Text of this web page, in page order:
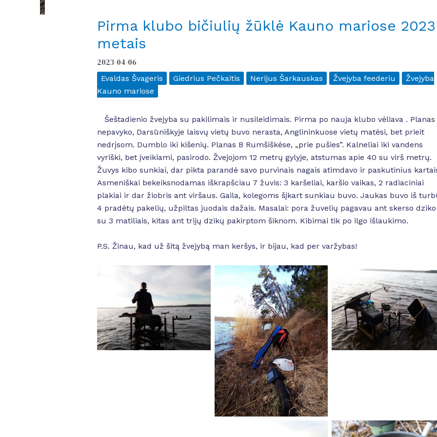
Pirma klubo bičiulių žūklė Kauno mariose 2023
metais
2023-04-06
Evaldas Švageris Giedrius Pečkaitis Nerijus Šarkauskas Žvejyba feederiu
Žvejyba
Kauno mariose
Šeštadienio žvejyba su pakilimais ir nusileidimais. Pirma po nauja klubo vėliava . Planas
nepavyko, Darsūniškyje laisvų vietų buvo nerasta, Anglininkuose vietų matėsi, bet prieit
nedrįsom. Dumblo iki kišenių. Planas B Rumšiškėse, „prie pušies”. Kalneliai iki vandens
vyriški, bet įveikiami, pasirodo. Žvejojom 12 metrų gylyje, atstumas apie 40 su virš metrų.
Žuvys kibo sunkiai, dar pikta parandė savo purvinais nagais atimdavo ir paskutinius
Asmeniškai bekeiksnodamas iškrapšciau 7 žuvis: 3 karšeliai, karšio vaikas, 2 radiaciniai
plakiai ir dar žiobris ant viršaus. Gaila, kolegoms šįkart sunkiau buvo. Jaukas buvo iš
4 pradėtų pakelių, užpiltas juodais dažais. Masalai: pora žuvelių pagavau ant skerso dziko
su 3 matiliais, kitas ant trijų dzikų pakirptom šiknom. Kibimai tik po ilgo išlaukimo.
P.S. Žinau, kad už šitą žvejybą man keršys, ir bijau, kad per varžybas!
No Caption
No Caption
No Caption